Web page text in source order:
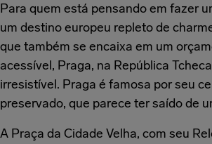
Para quem está pensando em fazer
um destino europeu repleto de
que também se encaixa em um
acessível, Praga, na República
irresistível. Praga é famosa por seu
preservado, que parece ter saído de
A Praça da Cidade Velha, com seu